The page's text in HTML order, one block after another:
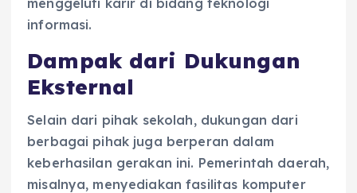
menggeluti karir di bidang teknologi
informasi.
Dampak dari Dukungan
Eksternal
Selain dari pihak sekolah, dukungan dari
berbagai pihak juga berperan dalam
keberhasilan gerakan ini. Pemerintah daerah,
misalnya, menyediakan fasilitas komputer